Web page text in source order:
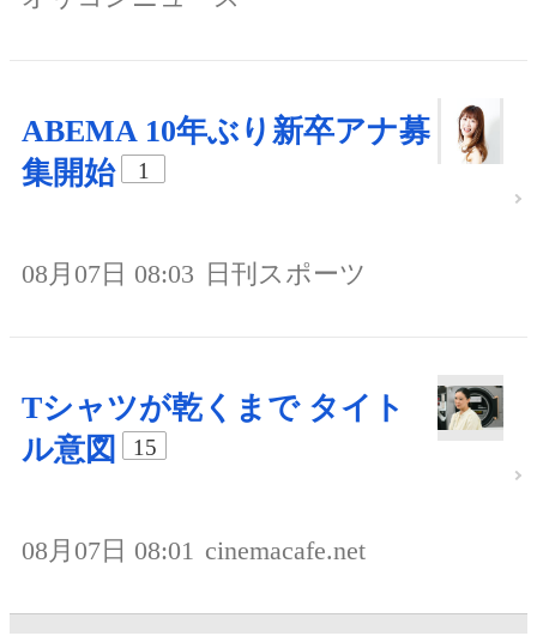
ABEMA 10年ぶり新卒アナ募
集開始
1
08月07日 08:03 日刊スポーツ
Tシャツが乾くまで タイト
ル意図
15
08月07日 08:01 cinemacafe.net